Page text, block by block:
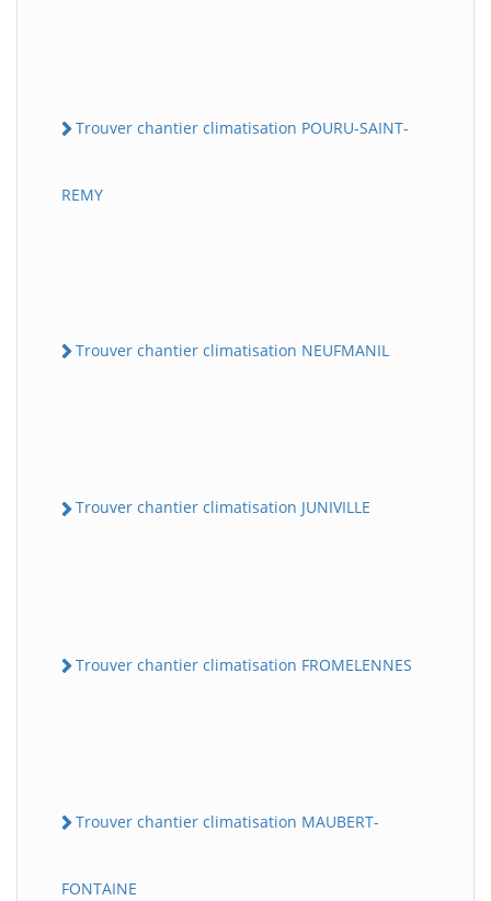
Trouver chantier climatisation POURU-SAINT-
REMY
Trouver chantier climatisation NEUFMANIL
Trouver chantier climatisation JUNIVILLE
Trouver chantier climatisation FROMELENNES
Trouver chantier climatisation MAUBERT-
FONTAINE